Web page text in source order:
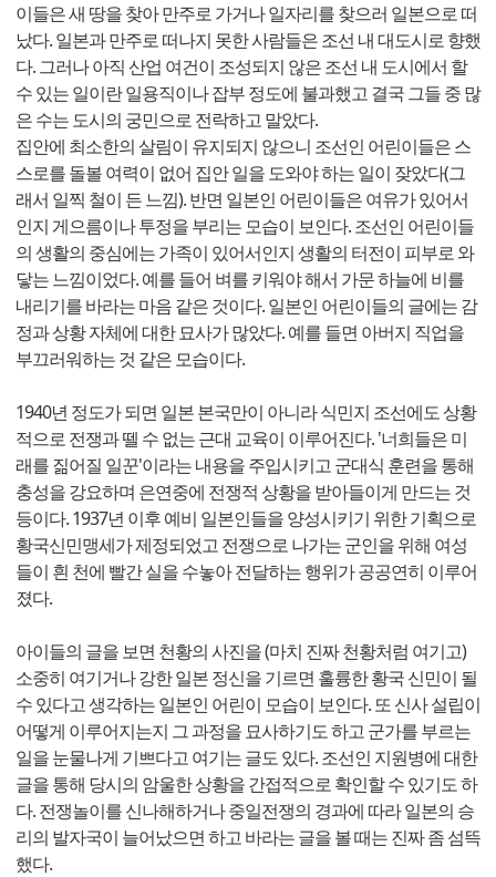
이들은 새 땅을 찾아 만주로 가거나 일자리를 찾으러 일본으로 떠
났다. 일본과 만주로 떠나지 못한 사람들은 조선 내 대도시로 향했
다. 그러나 아직 산업 여건이 조성되지 않은 조선 내 도시에서 할
수 있는 일이란 일용직이나 잡부 정도에 불과했고 결국 그들 중 많
은 수는 도시의 궁민으로 전락하고 말았다.
집안에 최소한의 살림이 유지되지 않으니 조선인 어린이들은 스
스로를 돌볼 여력이 없어 집안 일을 도와야 하는 일이 잦았다(그
래서 일찍 철이 든 느낌). 반면 일본인 어린이들은 여유가 있어서
인지 게으름이나 투정을 부리는 모습이 보인다. 조선인 어린이들
의 생활의 중심에는 가족이 있어서인지 생활의 터전이 피부로 와
닿는 느낌이었다. 예를 들어 벼를 키워야 해서 가문 하늘에 비를
내리기를 바라는 마음 같은 것이다. 일본인 어린이들의 글에는 감
정과 상황 자체에 대한 묘사가 많았다. 예를 들면 아버지 직업을
부끄러워하는 것 같은 모습이다.
1940년 정도가 되면 일본 본국만이 아니라 식민지 조선에도 상황
적으로 전쟁과 뗄 수 없는 근대 교육이 이루어진다. '너희들은 미
래를 짊어질 일꾼'이라는 내용을 주입시키고 군대식 훈련을 통해
충성을 강요하며 은연중에 전쟁적 상황을 받아들이게 만드는 것
등이다. 1937년 이후 예비 일본인들을 양성시키기 위한 기획으로
황국신민맹세가 제정되었고 전쟁으로 나가는 군인을 위해 여성
들이 흰 천에 빨간 실을 수놓아 전달하는 행위가 공공연히 이루어
졌다.
아이들의 글을 보면 천황의 사진을 (마치 진짜 천황처럼 여기고)
소중히 여기거나 강한 일본 정신을 기르면 훌륭한 황국 신민이 될
수 있다고 생각하는 일본인 어린이 모습이 보인다. 또 신사 설립이
어떻게 이루어지는지 그 과정을 묘사하기도 하고 군가를 부르는
일을 눈물나게 기쁘다고 여기는 글도 있다. 조선인 지원병에 대한
글을 통해 당시의 암울한 상황을 간접적으로 확인할 수 있기도 하
다. 전쟁놀이를 신나해하거나 중일전쟁의 경과에 따라 일본의 승
리의 발자국이 늘어났으면 하고 바라는 글을 볼 때는 진짜 좀 섬뜩
했다.